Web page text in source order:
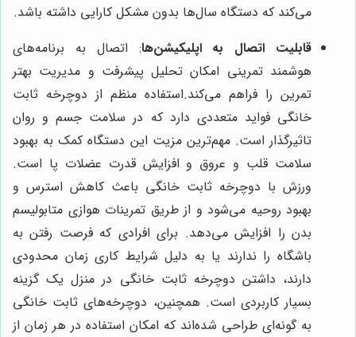
می‌کند که دستگاه سال‌ها بدون مشکل کارایی داشته باشد.
قابلیت اتصال به اپلیکیشن‌ها: اتصال به برنامه‌های
هوشمند تمرینی امکان تحلیل پیشرفت و مدیریت بهتر
تمرین را فراهم می‌کند.استفاده منظم از دوچرخه ثابت
خانگی فواید متعددی دارد که در سلامت جسم و روان
تاثیرگذار است. مهم‌ترین مزیت این دستگاه کمک به بهبود
سلامت قلب و عروق و افزایش قدرت عضلات پا است.
ورزش با دوچرخه ثابت خانگی باعث کاهش استرس و
بهبود روحیه می‌شود و از طریق تمرینات هوازی متابولیسم
بدن را افزایش می‌دهد. برای افرادی که فرصت رفتن به
باشگاه را ندارند یا به دلیل شرایط کاری زمان محدودی
دارند، داشتن دوچرخه ثابت خانگی در منزل یک گزینه
بسیار کاربردی است. همچنین، دوچرخه‌های ثابت خانگی
به گونه‌ای طراحی شده‌اند که امکان استفاده در هر زمان از